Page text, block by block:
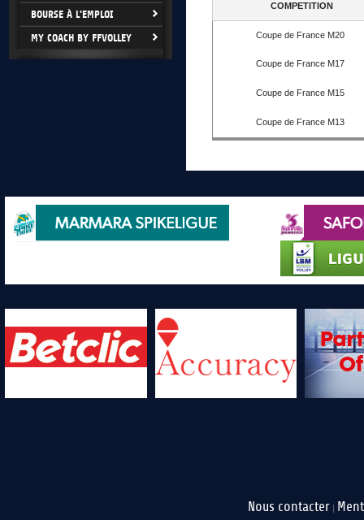
BOURSE À L'EMPLOI
MY COACH BY FFVOLLEY
COMPETITION
Coupe de France M20
Coupe de France M17
Coupe de France M15
Coupe de France M13
Nous contacter |